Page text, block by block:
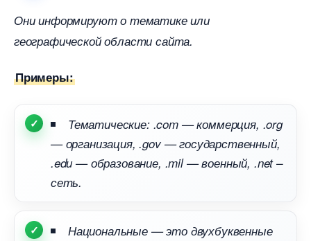
Они информируют о тематике или
еографической области сайта.
Примеры:
Тематические: .com — коммерция, .org
— организация, .gov — государственный,
.edu — образование, .mil — военный, .net –
сеть.
Национальные — это двухбуквенные